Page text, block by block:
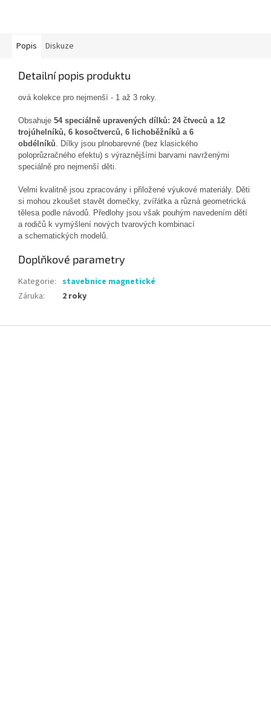
Popis Diskuze
Detailní popis produktu
ová kolekce pro nejmenší - 1 až 3 roky.
Obsahuje 54 speciálně upravených dílků: 24 čtveců a 12
trojúhelníků, 6 kosočtverců, 6 lichoběžníků a 6
obdélníků. Dílky jsou plnobarevné (bez klasického
poloprůzračného efektu) s výraznějšími barvami navrženými
speciálně pro nejmenší děti.
Velmi kvalitně jsou zpracovány i přiložené výukové materiály. Děti
si mohou zkoušet stavět domečky, zvířátka a různá geometrická
tělesa podle návodů. Předlohy jsou však pouhým navedením dětí
a rodičů k vymýšlení nových tvarových kombinací
a schematických modelů.
Doplňkové parametry
Kategorie: stavebnice magnetické
Záruka: 2 roky